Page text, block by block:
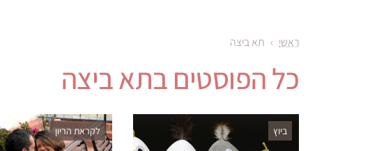
ראשי › תא ביצה
כל הפוסטים בתא ביצה
ביוץ לקראת הריון